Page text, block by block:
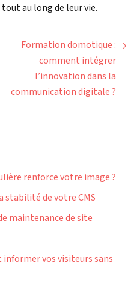
au long de leur vie.
Formation domotique :
comment intégrer
l’innovation dans la
communication digitale ?
renforce votre image ?
stabilité de votre CMS
maintenance de site
vos visiteurs sans